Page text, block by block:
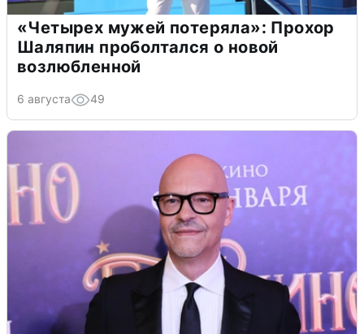
«Четырех мужей потеряла»: Прохор
Шаляпин проболтался о новой
возлюбленной
6 августа 49